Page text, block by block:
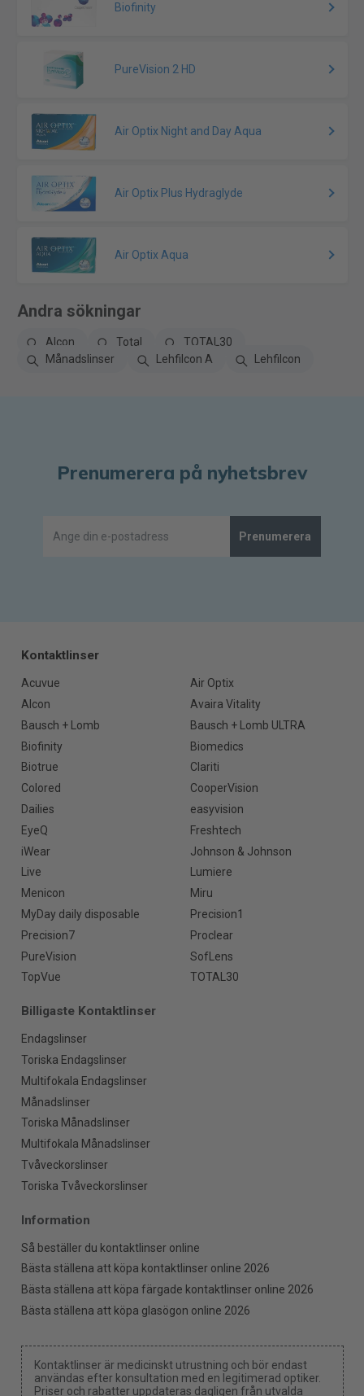
Biofinity
PureVision 2 HD
Air Optix Night and Day Aqua
Air Optix Plus Hydraglyde
Air Optix Aqua
Andra sökningar
Alcon Total
TOTAL30
Månadslinser
Lehfilcon A Lehfilcon
Prenumerera på nyhetsbrev
Prenumerera
Kontaktlinser
Acuvue
Air Optix
Alcon
Avaira Vitality
Bausch + Lomb
Bausch + Lomb ULTRA
Biofinity
Biomedics
Biotrue
Clariti
Colored
CooperVision
Dailies
easyvision
EyeQ
Freshtech
iWear
Johnson & Johnson
Live
Lumiere
Menicon
Miru
MyDay daily disposable
Precision1
Precision7
Proclear
PureVision
SofLens
TopVue
TOTAL30
Billigaste Kontaktlinser
Endagslinser
Toriska Endagslinser
Multifokala Endagslinser
Månadslinser
Toriska Månadslinser
Multifokala Månadslinser
Tvåveckorslinser
Toriska Tvåveckorslinser
Information
Så beställer du kontaktlinser online
Bästa ställena att köpa kontaktlinser online 2026
Bästa ställena att köpa färgade kontaktlinser online 2026
Bästa ställena att köpa glasögon online 2026
Kontaktlinser är medicinskt utrustning och bör endast
användas efter konsultation med en legitimerad optiker.
Priser och rabatter uppdateras dagligen från utvalda